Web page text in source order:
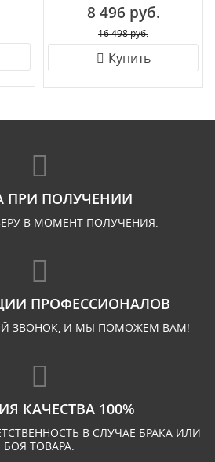
8 496 руб.
16 498 руб.
Купить
ПРИ ПОЛУЧЕНИИ
В МОМЕНТ ПОЛУЧЕНИЯ.
ПРОФЕССИОНАЛОВ
ЗВОНОК, И МЫ ПОМОЖЕМ ВАМ!
КАЧЕСТВА 100%
В СЛУЧАЕ БРАКА ИЛИ
БОЯ ТОВАРА.